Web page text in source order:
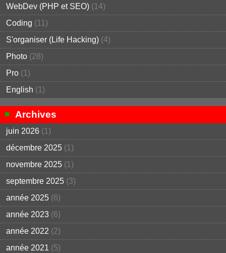
WebDev (PHP et SEO) (14)
Coding (11)
S'organiser (Life Hacking) (4)
Photo (28)
Pro (1)
English (1)
Archives
juin 2026 (1)
décembre 2025 (1)
novembre 2025 (1)
septembre 2025 (3)
année 2025 (6)
année 2023 (6)
année 2022 (2)
année 2021 (5)